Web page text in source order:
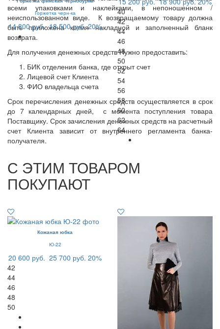
всеми упаковками и наклейками, в непоношенном /
неиспользованном виде. К возвращаемому товару должна
быть приложена копия накладной и заполненный бланк
возврата.
Для получения денежных средств Нужно предоставить:
БИК отделения банка, где открыт счет
Лицевой счет Клиента
ФИО владельца счета
Срок перечисления денежных средств осуществляется в срок
до 7 календарных дней, с момента поступления товара
Поставщику. Срок зачисления денежных средств на расчетный
счет Клиента зависит от внутреннего регламента банка-
получателя.
Горжетка черн-ка
14 800 руб. 18 500 руб. 20%
40
42
44
46
48
50
52
54
56
58
60
62
64
С ЭТИМ ТОВАРОМ
ПОКУПАЮТ
Кожаная юбка
Ю-22
20 600 руб. 25 700 руб. 20%
42
44
46
48
50